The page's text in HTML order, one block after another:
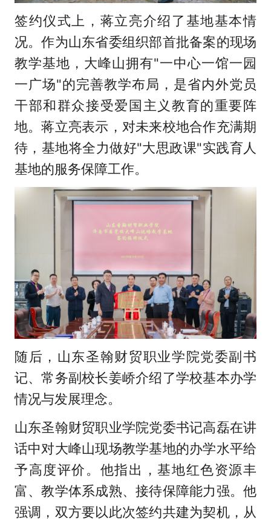
签约仪式上，蒋立亮介绍了基地基本情
况。作为山东省委组织部首批备案的现场
教学基地，大峰山拥有"一中心一馆一园
一广场"的完善教学布局，是省内外党员
干部和群众接受爱国主义教育的重要阵
地。蒋立亮表示，对未来校地合作充满期
待，基地将全力做好"大思政课"实践育人
基地的服务保障工作。
随后，山东圣翰财贸职业学院党委副书
记、常务副校长姜峤介绍了学校基本办学
情况与发展理念。
山东圣翰财贸职业学院党委书记高磊在讲
话中对大峰山现场教学基地的办学水平给
予高度评价。他指出，基地红色资源丰
富、教学体系成熟、接待保障能力强。他
强调，双方要以此次签约共建为契机，从